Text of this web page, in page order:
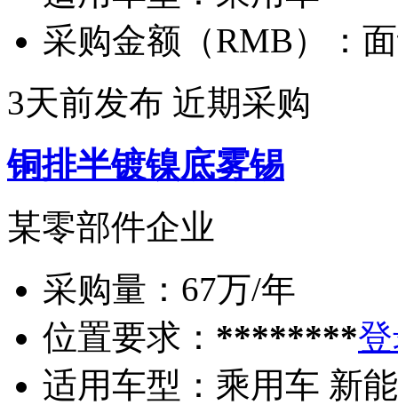
采购金额（RMB）：
3天前发布 近期采购
铜排半镀镍底雾锡
某零部件企业
采购量： 67万/年
位置要求： ********
适用车型： 乘用车 新